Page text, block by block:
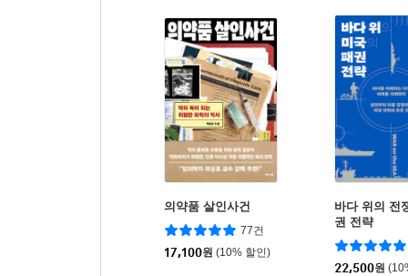
의약품 살인사건
77건
17,100원 (10% 할인)
바다 위의 전
권 전략
22,500원